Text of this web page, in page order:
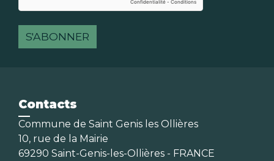
S'ABONNER
Contacts
Commune de Saint Genis les Ollières
10, rue de la Mairie
69290 Saint-Genis-les-Ollières - FRANCE